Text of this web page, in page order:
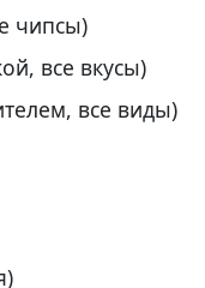
чипсы)
все вкусы)
все виды)